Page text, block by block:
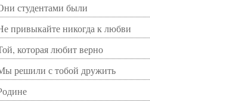
студентами были
привыкайте никогда к любви
которая любит верно
решили с тобой дружить